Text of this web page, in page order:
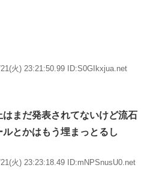
21(火) 23:21:50.99 ID:S0GIkxjua.net
まだ発表されてないけど流石
とかはもう埋まっとるし
21(火) 23:23:18.49 ID:mNPSnusU0.net